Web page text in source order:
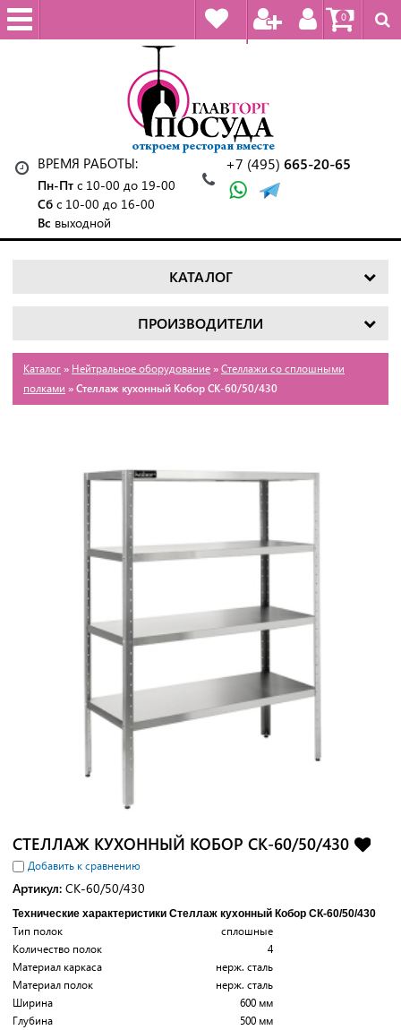
0
ВРЕМЯ РАБОТЫ:
Пн-Пт с 10-00 до 19-00
Сб с 10-00 до 16-00
Вс выходной
+7 (495) 665-20-65
КАТАЛОГ
ПРОИЗВОДИТЕЛИ
Каталог » Нейтральное оборудование » Стеллажи со сплошными
полками » Стеллаж кухонный Кобор СК-60/50/430
СТЕЛЛАЖ КУХОННЫЙ КОБОР СК-60/50/430
Добавить к сравнению
Артикул: СК-60/50/430
Технические характеристики Стеллаж кухонный Кобор СК-60/50/430
Тип полок
сплошные
Количество полок
4
Материал каркаса
нерж. сталь
Материал полок
нерж. сталь
Ширина
600 мм
Глубина
500 мм